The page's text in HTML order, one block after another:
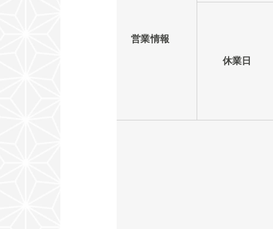
営業情報
休業日